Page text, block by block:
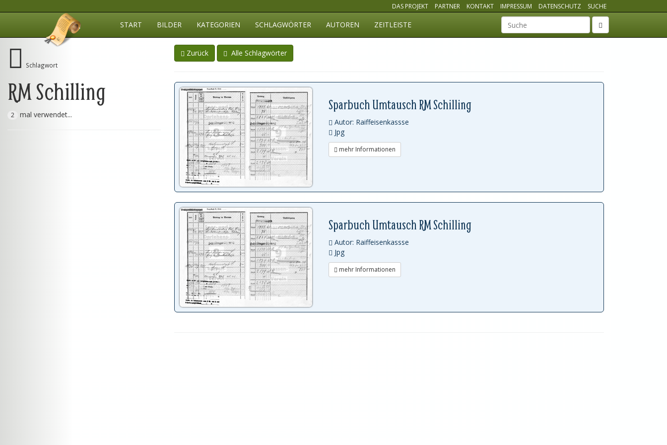
DAS PROJEKT PARTNER KONTAKT IMPRESSUM DATENSCHUTZ SUCHE
START BILDER KATEGORIEN SCHLAGWÖRTER AUTOREN ZEITLEISTE Suchbegriff
Schlagwort
RM Schilling
2 mal verwendet...
Zurück Alle Schlagwörter
Sparbuch Umtausch RM Schilling
Autor: Raiffeisenkassse
Jpg
mehr Informationen
Sparbuch Umtausch RM Schilling
Autor: Raiffeisenkassse
Jpg
mehr Informationen